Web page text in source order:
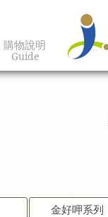
購物說明
Guide
金好呷系列